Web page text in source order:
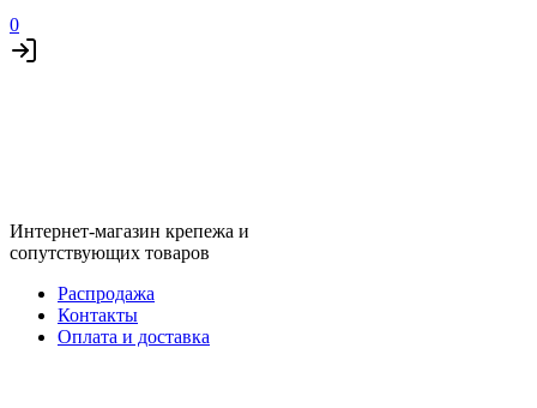
0
Интернет-магазин крепежа и
сопутствующих товаров
Распродажа
Контакты
Оплата и доставка